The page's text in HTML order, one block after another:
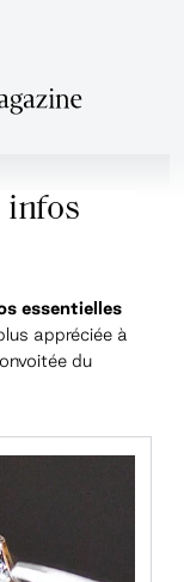
infos
essentielles
appréciée à
du